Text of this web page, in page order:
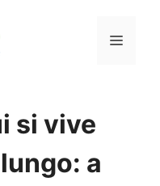
Menu
si vive
a